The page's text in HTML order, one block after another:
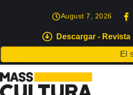
Descargar -
El
August 7, 2026